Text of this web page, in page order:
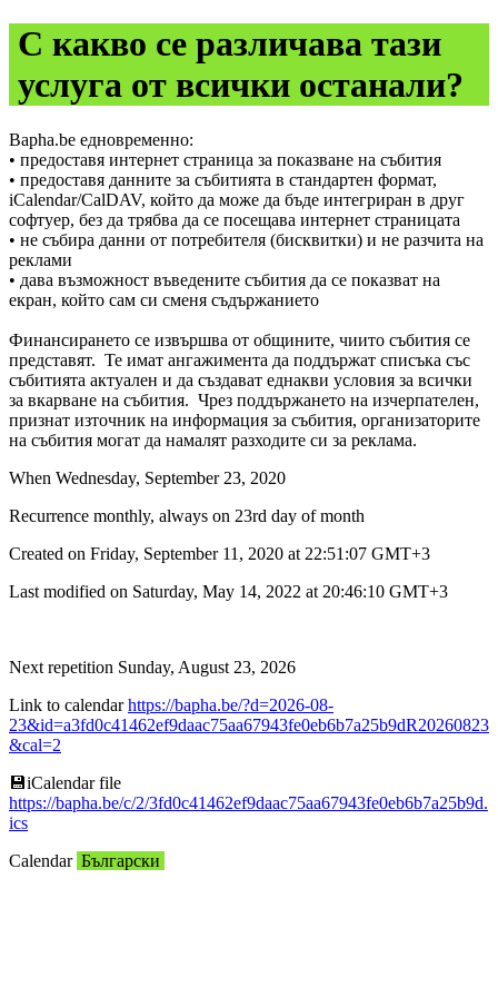
С какво се различава тази
услуга от всички останали?
Bapha.be едновременно:
• предоставя интернет страница за показване на събития
• предоставя данните за събитията в стандартен формат,
iCalendar/CalDAV, който да може да бъде интегриран в друг
софтуер, без да трябва да се посещава интернет страницата
• не събира данни от потребителя (бисквитки) и не разчита на
реклами
• дава възможност въведените събития да се показват на
екран, който сам си сменя съдържанието
Финансирането се извършва от общините, чиито събития се
представят. Те имат ангажимента да поддържат списъка със
събитията актуален и да създават еднакви условия за всички
за вкарване на събития. Чрез поддържането на изчерпателен,
признат източник на информация за събития, организаторите
на събития могат да намалят разходите си за реклама.
When Wednesday, September 23, 2020
Recurrence monthly, always on 23rd day of month
Created on Friday, September 11, 2020 at 22:51:07 GMT+3
Last modified on Saturday, May 14, 2022 at 20:46:10 GMT+3
Next repetition Sunday, August 23, 2026
Link to calendarhttps://bapha.be/?d=2026-08-
23&id=a3fd0c41462ef9daac75aa67943fe0eb6b7a25b9dR20260823
&cal=2
💾︎iCalendar file
https://bapha.be/c/2/3fd0c41462ef9daac75aa67943fe0eb6b7a25b9d.
ics
Calendar Български